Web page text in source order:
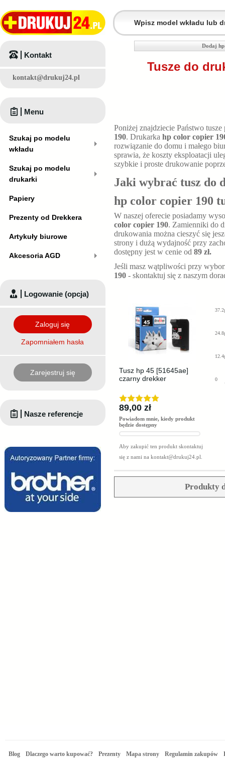
Dodaj
Tusze do
Poniżej znajdziecie Państwo
190. Drukarka hp color copier
rozwiązanie do domu i małego
sprawia, że koszty eksploatacji
szybkie i proste drukowanie
Jaki wybrać tusz
hp color copier 190
W naszej oferecie posiadamy
color copier 190. Zamienniki do
drukowania można cieszyć się
strony i dużą wydajność przy
dostępny jest w cenie od 89 zł.
Jeśli masz wątpliwości przy
190 - skontaktuj się z naszym
Tusz hp 45 [51645ae]
czarny drekker
89,00 zł
Powiadom mnie, kiedy produkt
będzie dostępny
Aby zakupić ten produkt skontaktuj
się z nami na kontakt@drukuj24.pl
0
Produkty
Kontakt
kontakt@drukuj24.pl
Menu
Szukaj po modelu
wkładu
Szukaj po modelu
drukarki
Papiery
Prezenty od Drekkera
Artykuły biurowe
Akcesoria AGD
Logowanie (opcja)
Zaloguj się
Zapomniałem hasła
Zarejestruj się
Nasze referencje
Blog Dlaczego warto kupować? Prezenty Mapa strony Regulamin zakupów